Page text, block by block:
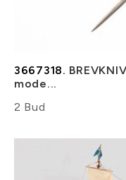
3667318.
mode...
2 Bud